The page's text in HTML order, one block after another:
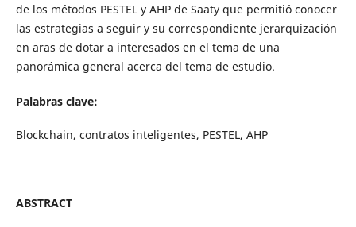
de los métodos PESTEL y AHP de Saaty que permitió conocer
las estrategias a seguir y su correspondiente jerarquización
en aras de dotar a interesados en el tema de una
panorámica general acerca del tema de estudio.
Palabras clave:
Blockchain, contratos inteligentes, PESTEL, AHP
ABSTRACT